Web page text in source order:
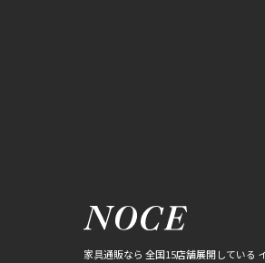
家具通販なら 全国15店舗展開している